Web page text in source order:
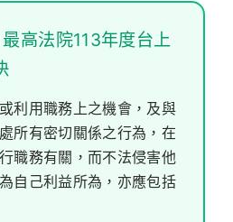
高法院113年度台上
利用職務上之機會，及與
所有密切關係之行為，在
職務有關，而不法侵害他
自己利益所為，亦應包括